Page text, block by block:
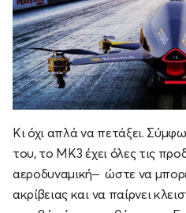
Κι όχι απλά να πετάξει.
του, το MK3 έχει όλες τις
αεροδυναμική– ώστε να
ακρίβειας και να παίρνει